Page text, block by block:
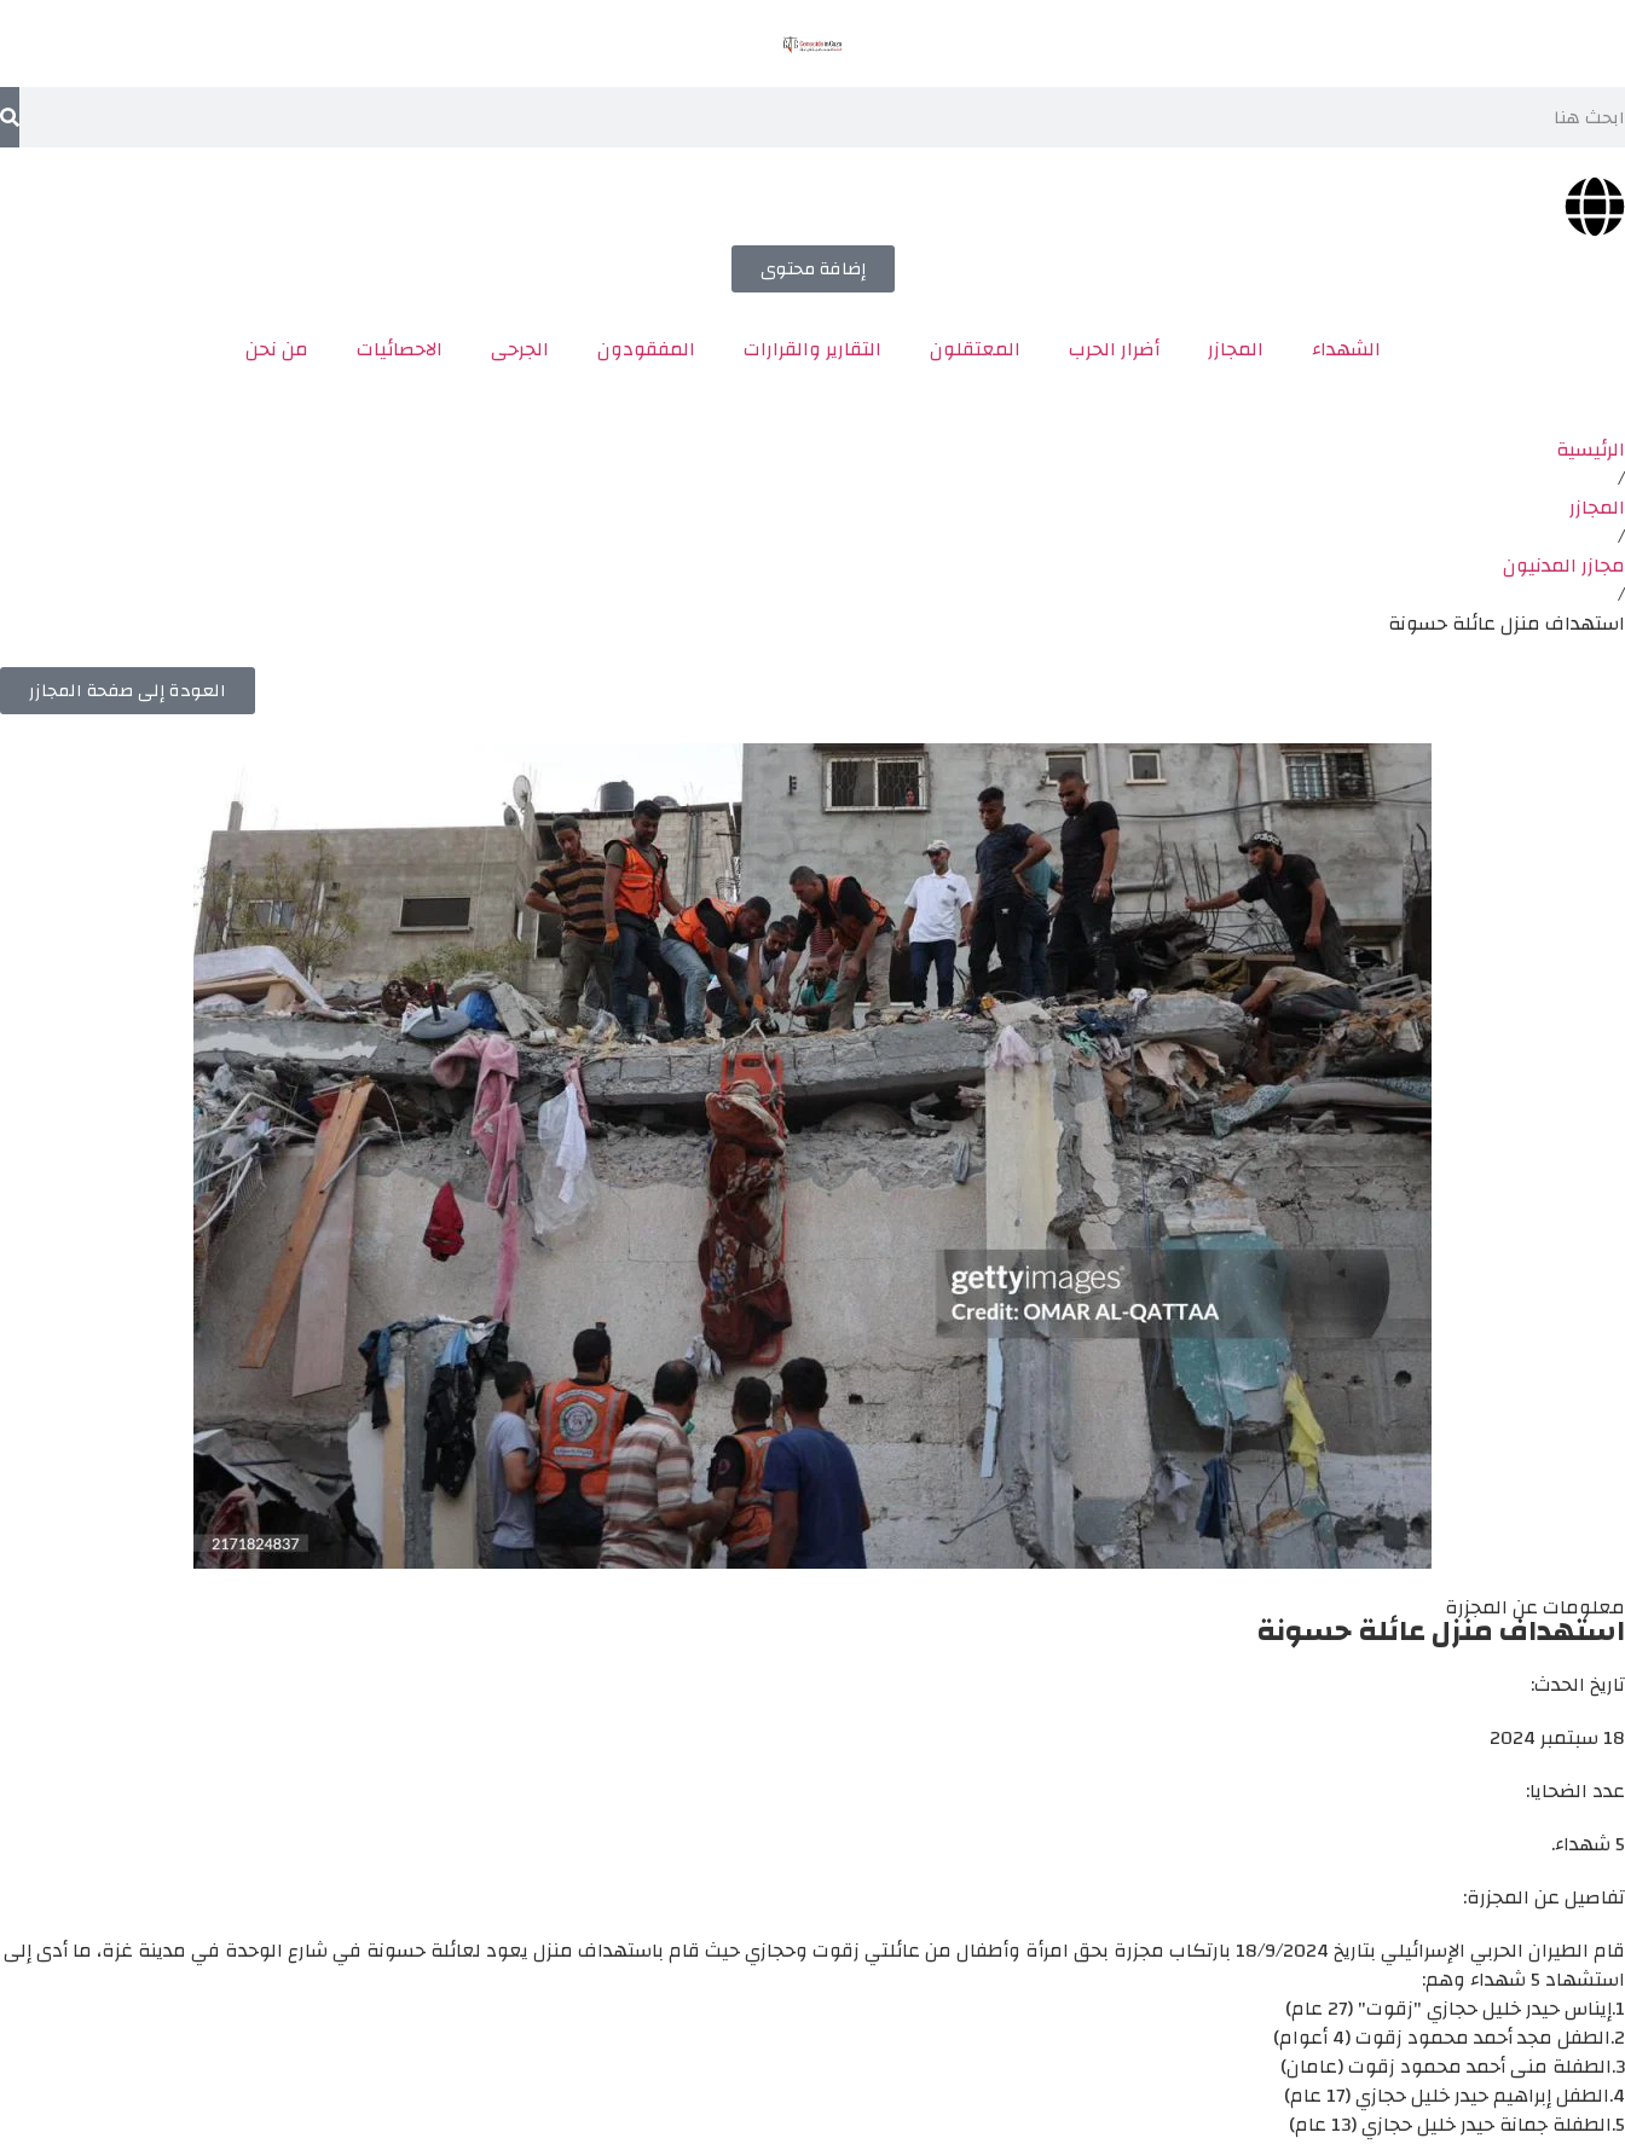
إضافة محتوى
الشهداء المجازر أضرار الحرب المعتقلون التقارير والقرارات المفقودون الجرحى الاحصائيات من نحن
الرئيسية
/
المجازر
/
مجازر المدنيون
/
استهداف منزل عائلة حسونة
العودة إلى صفحة المجازر
معلومات عن المجزرة
استهداف منزل عائلة حسونة
تاريخ الحدث:
18 سبتمبر 2024
عدد الضحايا:
5 شهداء.
تفاصيل عن المجزرة:
قام الطيران الحربي الإسرائيلي بتاريخ 18/9/2024 بارتكاب مجزرة بحق امرأة وأطفال من عائلتي زقوت وحجازي حيث قام باستهداف منزل يعود لعائلة حسونة في شارع الوحدة في مدينة غزة، ما أدى إلى
استشهاد 5 شهداء وهم:
1.إيناس حيدر خليل حجازي "زقوت" (27 عام)
2.الطفل مجد أحمد محمود زقوت (4 أعوام)
3.الطفلة منى أحمد محمود زقوت (عامان)
4.الطفل إبراهيم حيدر خليل حجازي (17 عام)
5.الطفلة جمانة حيدر خليل حجازي (13 عام)